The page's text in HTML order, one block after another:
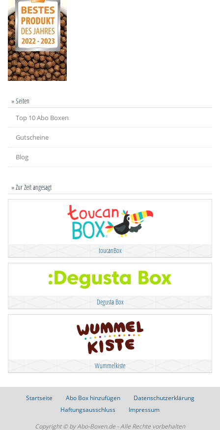
» Seiten
Top 10 Abo Boxen
Gutscheine
Blog
» Zur Zeit angesagt
toucanBox
Degusta Box
Wummelkiste
Startseite Abo Box hinzufügen
Datenschutzerklärung
Haftungsausschluss
Impressum
Copyright © by Abo-Boxen.de - Alle Rechte vorbehalten